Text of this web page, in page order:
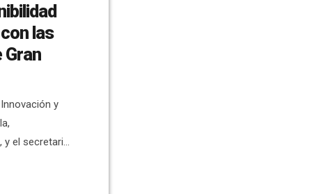
las
Gran
y
y el secretario
para